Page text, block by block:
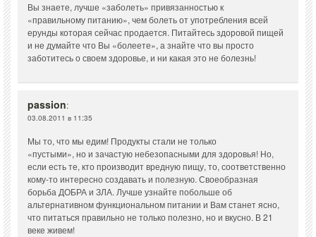
Вы знаете, лучше «заболеть» привязанностью к
«правильному питанию», чем болеть от употребления всей
ерунды которая сейчас продается. Питайтесь здоровой пищей
и не думайте что Вы «болеете», а знайте что вы просто
заботитесь о своем здоровье, и ни какая это не болезнь!
passion:
03.08.2011 в 11:35
Мы то, что мы едим! Продукты стали не только
«пустыми», но и зачастую небезопасными для здоровья! Но,
если есть те, кто производит вредную пищу, то, соответственно
кому-то интересно создавать и полезную. Своеобразная
борьба ДОБРА и ЗЛА. Лучше узнайте побольше об
альтернативном функциональном питании и Вам станет ясно,
что питаться правильно не только полезно, но и вкусно. В 21
веке живем!